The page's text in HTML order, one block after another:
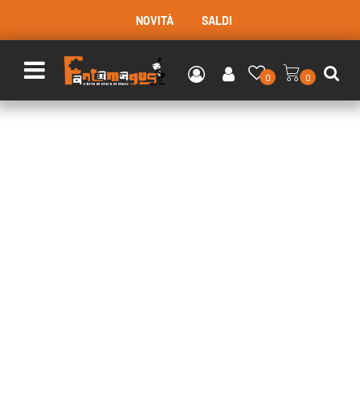
NOVITÀ SALDI
Open menu
0 0